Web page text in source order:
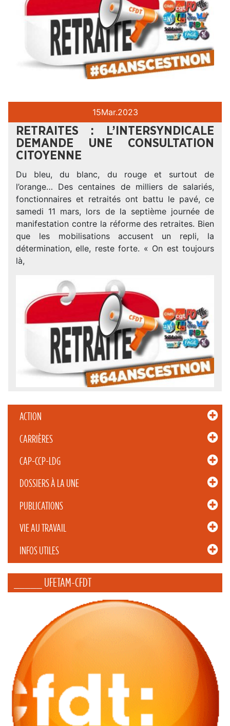
ACTION
CARRIÈRES
CAP-CCP-LDG
DOSSIERS À LA UNE
PUBLICATIONS
VIE AU TRAVAIL
INFOS UTILES
_____ UFETAM-CFDT
15Mar.2023
RETRAITES : L’INTERSYNDICALE
DEMANDE UNE CONSULTATION
CITOYENNE
Du bleu, du blanc, du rouge et surtout de
l’orange… Des centaines de milliers de salariés,
fonctionnaires et retraités ont battu le pavé, ce
samedi 11 mars, lors de la septième journée de
manifestation contre la réforme des retraites. Bien
que les mobilisations accusent un repli, la
détermination, elle, reste forte. « On est toujours
là,